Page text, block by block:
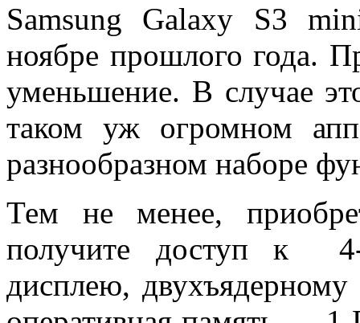
Samsung Galaxy S3
ноябре прошлого года.
уменьшение. В случае
таком уж огромном
разнообразном наборе
Тем не менее,
получите доступ к
дисплею,